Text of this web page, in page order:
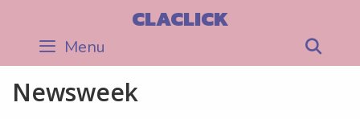
content
CLACLICK
Menu
Newsweek